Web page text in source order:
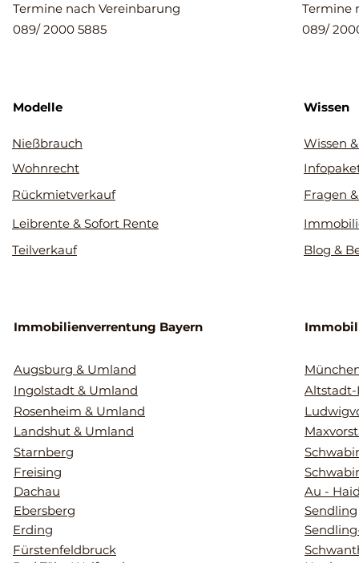
Termine nach Vereinbarung
089/ 2000 5885
Modelle
Nießbrauch
Wohnrecht
Rückmietverkauf
Leibrente & Sofort Rente
Teilverkauf
Immobilienverrentung Bayern
Augsburg & Umland
Ingolstadt & Umland
Rosenheim & Umland
Landshut & Umland
Starnberg
Freising
Dachau
Ebersberg
Erding
Fürstenfeldbruck
Termine
089/
Wissen
Wissen
Fragen
Blog &
Altstadt-
Au -
Sendling